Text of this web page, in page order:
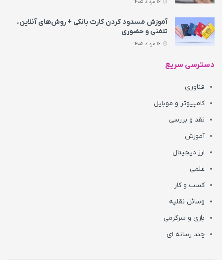
آموزش مسدود کردن کارت بانکی + روش‌های آنلاین،
تلفنی و حضوری
دسترسی سریع
فناوری
کامپیوتر و موبایل
نقد و بررسی
آموزش
ارز دیجیتال
علمی
کسب و کار
وسائل نقلیه
بازی و سرگرمی
چند رسانه ای